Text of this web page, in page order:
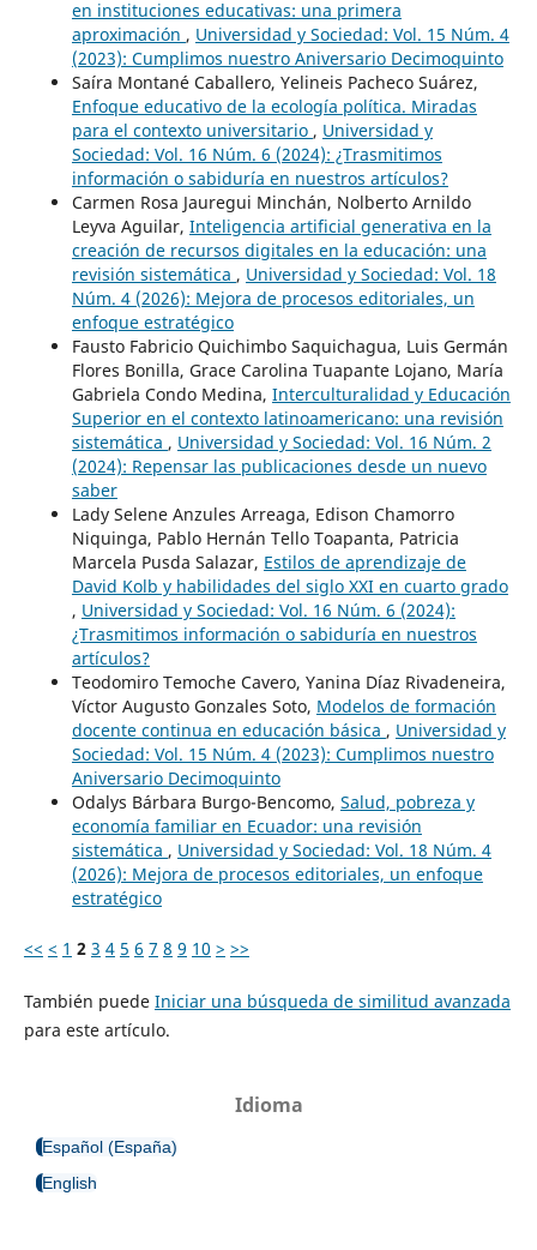
en instituciones educativas: una primera
aproximación , Universidad y Sociedad: Vol. 15 Núm. 4
(2023): Cumplimos nuestro Aniversario Decimoquinto
Saíra Montané Caballero, Yelineis Pacheco Suárez,
Enfoque educativo de la ecología política. Miradas
para el contexto universitario , Universidad y
Sociedad: Vol. 16 Núm. 6 (2024): ¿Trasmitimos
información o sabiduría en nuestros artículos?
Carmen Rosa Jauregui Minchán, Nolberto Arnildo
Leyva Aguilar, Inteligencia artificial generativa en la
creación de recursos digitales en la educación: una
revisión sistemática , Universidad y Sociedad: Vol. 18
Núm. 4 (2026): Mejora de procesos editoriales, un
enfoque estratégico
Fausto Fabricio Quichimbo Saquichagua, Luis Germán
Flores Bonilla, Grace Carolina Tuapante Lojano, María
Gabriela Condo Medina, Interculturalidad y Educación
Superior en el contexto latinoamericano: una revisión
sistemática , Universidad y Sociedad: Vol. 16 Núm. 2
(2024): Repensar las publicaciones desde un nuevo
saber
Lady Selene Anzules Arreaga, Edison Chamorro
Niquinga, Pablo Hernán Tello Toapanta, Patricia
Marcela Pusda Salazar, Estilos de aprendizaje de
David Kolb y habilidades del siglo XXI en cuarto grado
, Universidad y Sociedad: Vol. 16 Núm. 6 (2024):
¿Trasmitimos información o sabiduría en nuestros
artículos?
Teodomiro Temoche Cavero, Yanina Díaz Rivadeneira,
Víctor Augusto Gonzales Soto, Modelos de formación
docente continua en educación básica , Universidad y
Sociedad: Vol. 15 Núm. 4 (2023): Cumplimos nuestro
Aniversario Decimoquinto
Odalys Bárbara Burgo-Bencomo, Salud, pobreza y
economía familiar en Ecuador: una revisión
sistemática , Universidad y Sociedad: Vol. 18 Núm. 4
(2026): Mejora de procesos editoriales, un enfoque
estratégico
<< < 1 2 3 4 5 6 7 8 9 10 > >>
También puede Iniciar una búsqueda de similitud avanzada
para este artículo.
Idioma
Español (España)
English